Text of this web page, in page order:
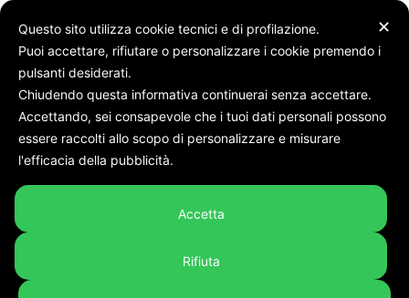
Strade allagate
Tag:strade allagate
✕
Questo sito utilizza cookie tecnici e di profilazione.
Puoi accettare, rifiutare o personalizzare i cookie premendo i
pulsanti desiderati.
Chiudendo questa informativa continuerai senza accettare.
Accettando, sei consapevole che i tuoi dati personali possono
essere raccolti allo scopo di personalizzare e misurare
l'efficacia della pubblicità.
Accetta
Rifiuta